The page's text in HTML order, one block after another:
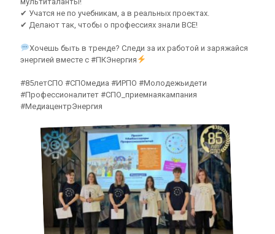
✔ Учатся не по учебникам, а в реальных проектах.
✔ Делают так, чтобы о профессиях знали ВСЕ!
Хочешь быть в тренде? Следи за их работой и заряжайся
энергией вместе с #ПКЭнергия
#85летСПО #СПОмедиа #ИРПО #Молодежьидети
#Профессионалитет #СПО_приемнаякампания
#МедиацентрЭнергия